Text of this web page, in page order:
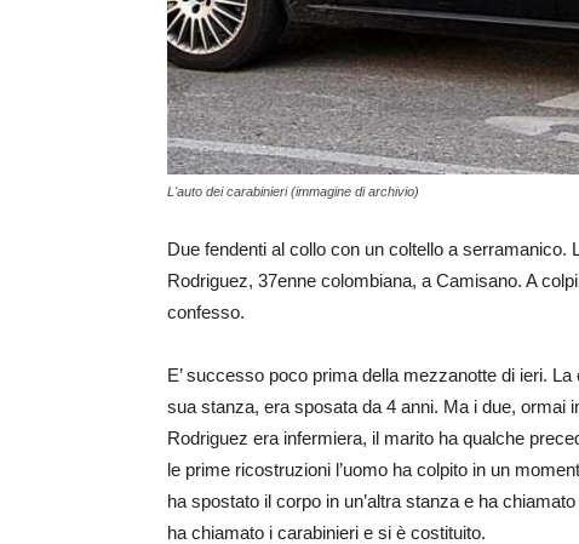
L'auto dei carabinieri (immagine di archivio)
Due fendenti al collo con un coltello a
Rodriguez, 37enne colombiana, a Camisano. A
confesso.
E’ successo poco prima della mezzanotte di ieri.
sua stanza, era sposata da 4 anni. Ma i due, ormai
Rodriguez era infermiera, il marito ha qualche
le prime ricostruzioni l’uomo ha colpito in un
ha spostato il corpo in un’altra stanza e ha
ha chiamato i carabinieri e si è costituito.